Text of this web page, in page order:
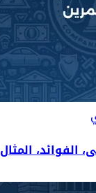
الفوائد، المثال